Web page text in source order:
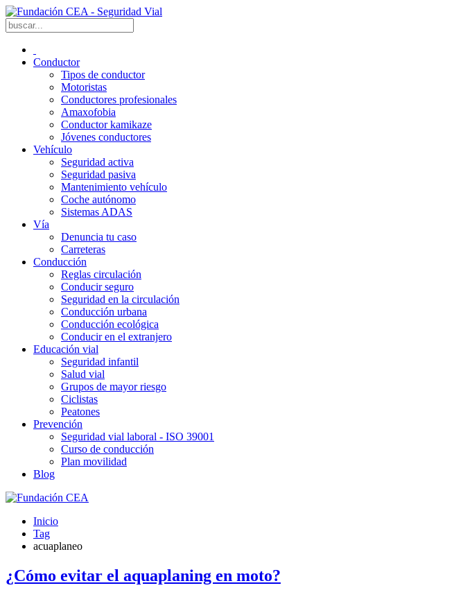
Conductor
Tipos de conductor
Motoristas
Conductores profesionales
Amaxofobia
Conductor kamikaze
Jóvenes conductores
Vehículo
Seguridad activa
Seguridad pasiva
Mantenimiento vehículo
Coche autónomo
Sistemas ADAS
Vía
Denuncia tu caso
Carreteras
Conducción
Reglas circulación
Conducir seguro
Seguridad en la circulación
Conducción urbana
Conducción ecológica
Conducir en el extranjero
Educación vial
Seguridad infantil
Salud vial
Grupos de mayor riesgo
Ciclistas
Peatones
Prevención
Seguridad vial laboral - ISO 39001
Curso de conducción
Plan movilidad
Blog
Inicio
Tag
acuaplaneo
¿Cómo evitar el aquaplaning en moto?